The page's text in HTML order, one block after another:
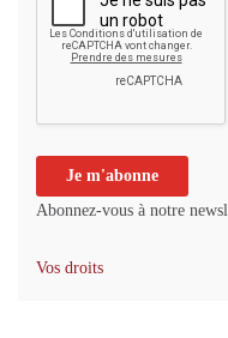
Abonnez-vous à notre
Vos droits